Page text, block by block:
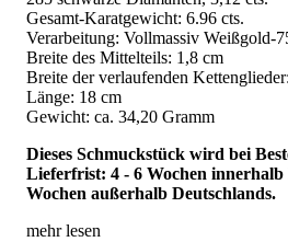
Gesamt-Karatgewicht: 6.96 cts.
Verarbeitung: Vollmassiv Weißgold-
Breite des Mittelteils: 1,8 cm
Breite der verlaufenden
Länge: 18 cm
Gewicht: ca. 34,20 Gramm
Dieses Schmuckstück wird bei
Lieferfrist: 4 - 6 Wochen innerhalb
Wochen außerhalb Deutschlands.
mehr lesen